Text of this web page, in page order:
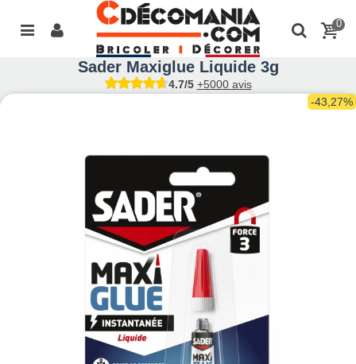
0
Sader Maxiglue Liquide 3g
4.7/5 +5000 avis
-43,27%